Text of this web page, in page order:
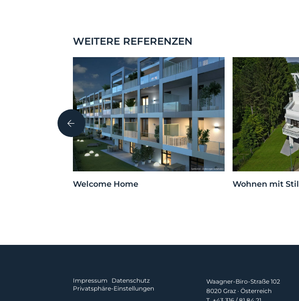
WEITERE REFERENZEN
Welcome Home
Wohnen mit Stil
Impressum
Datenschutz
Privatsphäre-Einstellungen
Waagner-Biro-Straße 102
8020 Graz · Österreich